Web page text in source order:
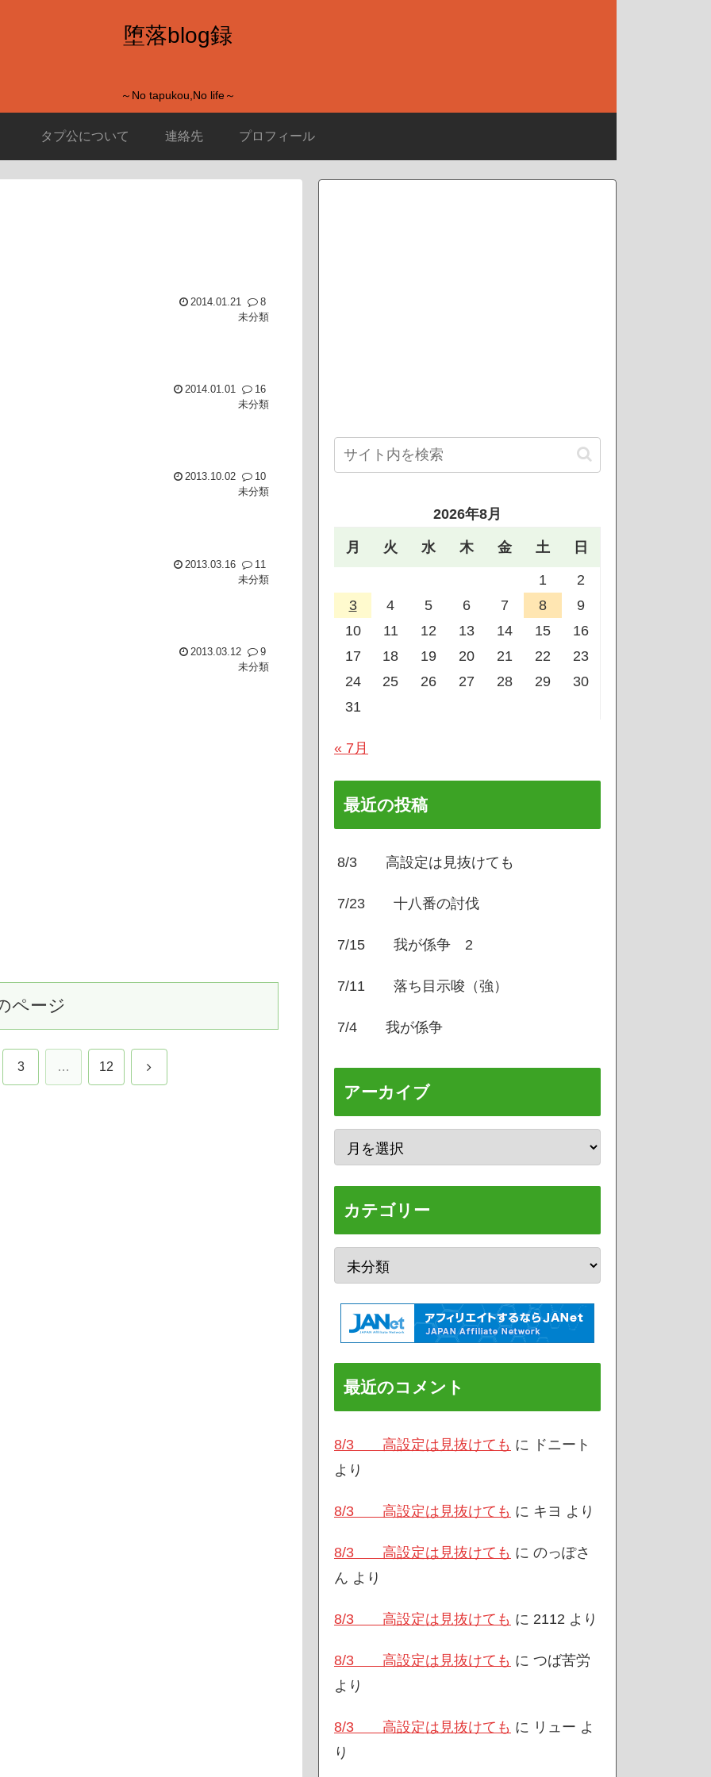
堕落blog録
～No tapukou,No life～
タプ公について 連絡先 プロフィール
2014.01.21
8
未分類
2014.01.01
16
未分類
2013.10.02
10
未分類
2013.03.16
11
未分類
2013.03.12
9
未分類
ページ
3 … 12 次
2026年8月
月 火 水 木 金 土 日
1
2
3
4 5 6 7 8
9
10
11 12 13 14 15
16
17
18 19 20 21 22
23
24
25 26 27 28 29
30
31
« 7月
最近の投稿
8/3 高設定は見抜けても
7/23 十八番の討伐
7/15 我が係争 2
7/11 落ち目示唆（強）
7/4 我が係争
アーカイブ
カテゴリー
最近のコメント
8/3 高設定は見抜けても に
ドニート
より
8/3 高設定は見抜けても に キヨ より
8/3 高設定は見抜けても に のっぽさ
ん より
8/3 高設定は見抜けても に 2112 より
8/3 高設定は見抜けても に つば苦労
より
8/3 高設定は見抜けても に リュー よ
り